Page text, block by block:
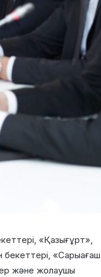
«Қазығұрт»,
«Сарыағаш
және жолаушы